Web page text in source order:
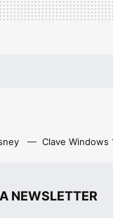
Clave Windows
NEWSLETTER